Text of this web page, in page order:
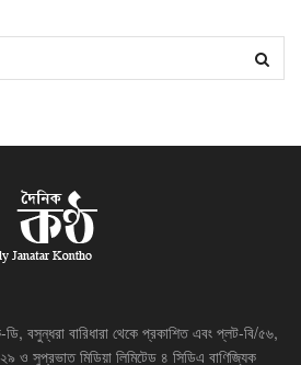
বসুন্ধরা বারিধারা থেকে প্রকাশিত এবং প্লট-বি/৫৬,
ও সুপ্রভাত মিডিয়া লিমিটেড ৪ সিডিএ বাণিজ্যিক